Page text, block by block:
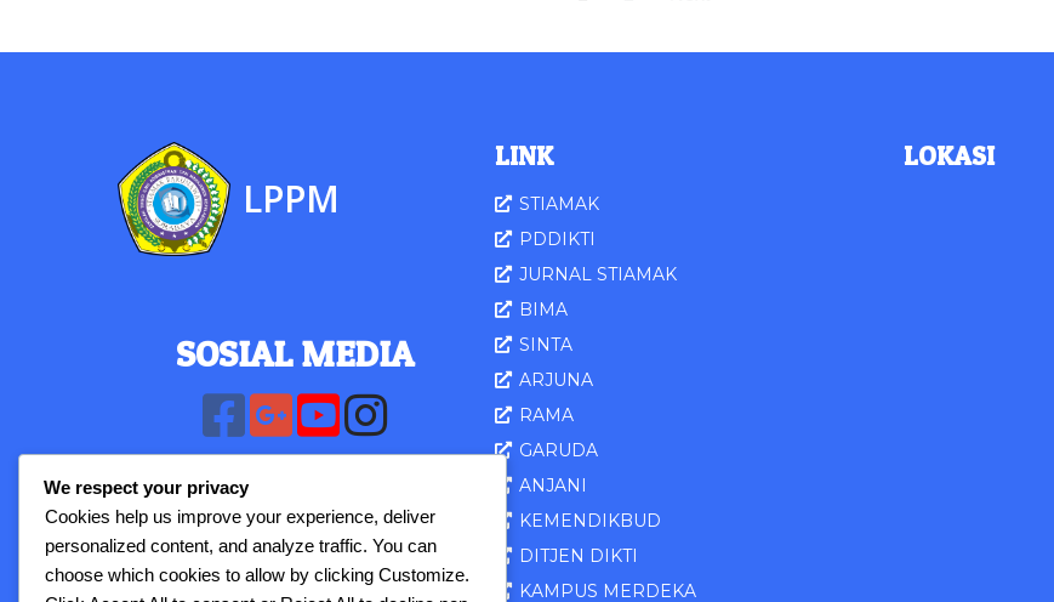
LPPM
SOSIAL MEDIA
LINK
STIAMAK
PDDIKTI
JURNAL STIAMAK
BIMA
SINTA
ARJUNA
RAMA
GARUDA
ANJANI
KEMENDIKBUD
DITJEN DIKTI
KAMPUS MERDEKA
LOKASI
We respect your privacy
Cookies help us improve your experience, deliver
personalized content, and analyze traffic. You can
choose which cookies to allow by clicking Customize.